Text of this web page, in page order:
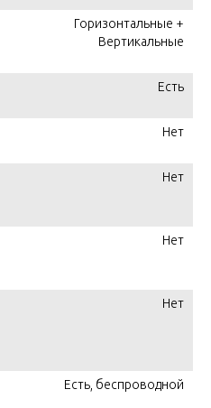
Горизонтальные +
Вертикальные
Есть
Нет
Нет
Нет
Нет
Есть, беспроводной